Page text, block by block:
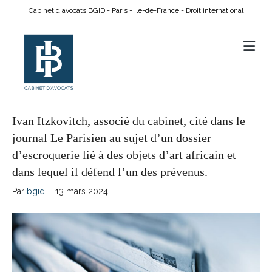
Cabinet d'avocats BGID - Paris - Ile-de-France - Droit international
Ivan Itzkovitch, associé du cabinet, cité dans le
journal Le Parisien au sujet d’un dossier
d’escroquerie lié à des objets d’art africain et
dans lequel il défend l’un des prévenus.
Par bgid 13 mars 2024